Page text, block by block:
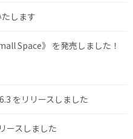
します
Space》 を発売しました！
をリリースしました
ースしました